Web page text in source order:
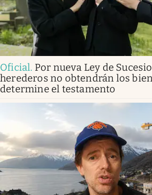
Oficial. Por nueva Ley de
herederos no obtendrán los
determine el testamento